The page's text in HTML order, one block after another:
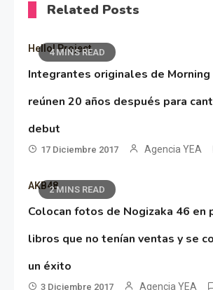
Related Posts
4 MINS READ
Hello! Project
Integrantes originales de Morning
reúnen 20 años después para
debut
17 Diciembre 2017 Agencia YEA
2 MINS READ
AKB48
Colocan fotos de Nogizaka 46 en
libros que no tenían ventas y se
un éxito
3 Diciembre 2017 Agencia YEA